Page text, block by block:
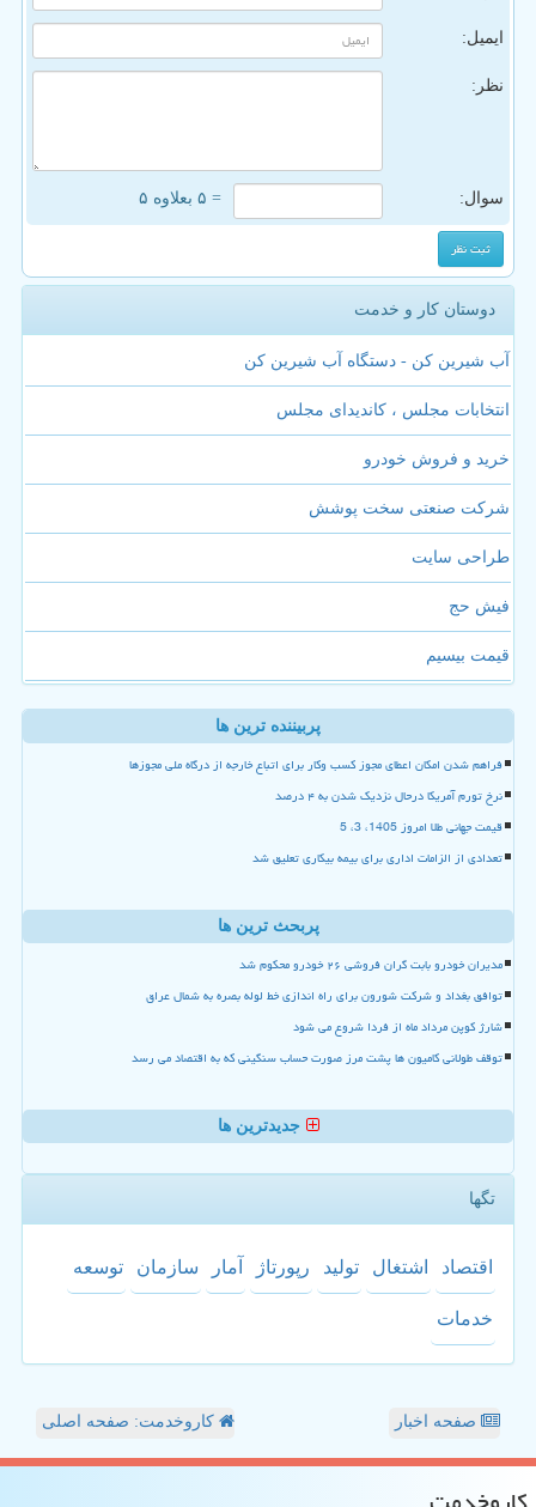
ایمیل:
نظر:
سوال: = ۵ بعلاوه ۵
دوستان کار و خدمت
آب شیرین کن - دستگاه آب شیرین کن
انتخابات مجلس ، کاندیدای مجلس
خرید و فروش خودرو
شرکت صنعتی سخت پوشش
طراحی سایت
فیش حج
قیمت بیسیم
پربیننده ترین ها
فراهم شدن امکان اعطای مجوز کسب وکار برای اتباع خارجه از درگاه ملی مجوزها
نرخ تورم آمریکا درحال نزدیک شدن به ۴ درصد
قیمت جهانی طلا امروز 1405، 3، 5
تعدادی از الزامات اداری برای بیمه بیکاری تعلیق شد
پربحث ترین ها
مدیران خودرو بابت گران فروشی ۲۶ خودرو محکوم شد
توافق بغداد و شرکت شورون برای راه اندازی خط لوله بصره به شمال عراق
شارژ کوپن مرداد ماه از فردا شروع می شود
توقف طولانی کامیون ها پشت مرز صورت حساب سنگینی که به اقتصاد می رسد
جدیدترین ها
تگها
اقتصاد اشتغال تولید رپورتاژ آمار سازمان توسعه
خدمات
صفحه اخبار کاروخدمت: صفحه اصلی